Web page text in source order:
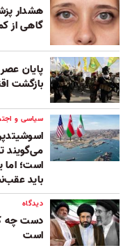
هشدار
گاهی از
پایان
بازگشت
سیاسی و
می‌گویند
است؛ اما
باید
دیدگاه
دست چه
است